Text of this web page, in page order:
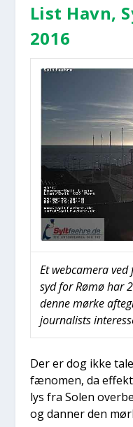
List Havn,
2016
Et webca­me­ra
syd for Rømø har
den­ne mør­ke
jour­na­lists
Der er dog ikke
fæno­men, da
lys fra Solen
og dan­ner den